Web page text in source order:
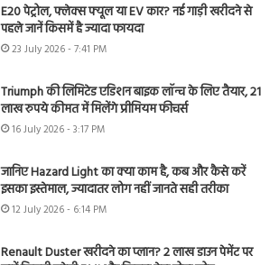
E20 पेट्रोल, फ्लेक्स फ्यूल या EV कार? नई गाड़ी खरीदने से
पहले जानें किसमें है ज्यादा फायदा
23 July 2026 - 7:41 PM
Triumph की लिमिटेड एडिशन बाइक लॉन्च के लिए तैयार, 21
लाख रुपये कीमत में मिलेंगे प्रीमियम फीचर्स
16 July 2026 - 3:17 PM
जानिए Hazard Light का क्या काम है, कब और कैसे करें
इसका इस्तेमाल, ज्यादातर लोग नहीं जानते सही तरीका
12 July 2026 - 6:14 PM
Renault Duster खरीदने का प्लान? 2 लाख डाउन पेमेंट पर